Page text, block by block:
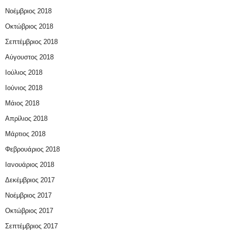
Νοέμβριος 2018
Οκτώβριος 2018
Σεπτέμβριος 2018
Αύγουστος 2018
Ιούλιος 2018
Ιούνιος 2018
Μάιος 2018
Απρίλιος 2018
Μάρτιος 2018
Φεβρουάριος 2018
Ιανουάριος 2018
Δεκέμβριος 2017
Νοέμβριος 2017
Οκτώβριος 2017
Σεπτέμβριος 2017